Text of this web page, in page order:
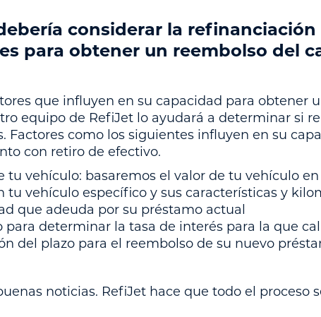
considerar la
para obtener un reembolso del
que influyen en su capacidad para obtener
equipo de RefiJet lo ayudará a determinar si
Factores como los siguientes influyen en su
con retiro de efectivo.
tu vehículo: basaremos el valor de tu vehículo
tu vehículo específico y sus características y
que adeuda por su préstamo actual
para determinar la tasa de interés para la que
del plazo para el reembolso de su nuevo
noticias. RefiJet hace que todo el proceso